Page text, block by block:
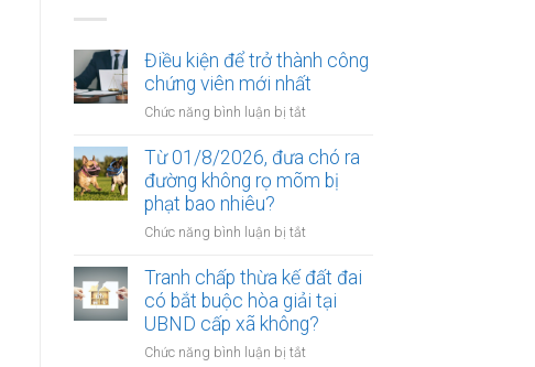
Điều kiện để trở thành công
chứng viên mới nhất
Chức năng bình luận bị tắt
kiện
để
công
viên
mới
nhất
Từ 01/8/2026, đưa chó ra
đường không rọ mõm bị
phạt bao nhiêu?
Chức năng bình luận bị tắt
01/8/2026,
đưa
chó
ra
đường
Tranh chấp thừa kế đất đai
có bắt buộc hòa giải tại
UBND cấp xã không?
Chức năng bình luận bị tắt